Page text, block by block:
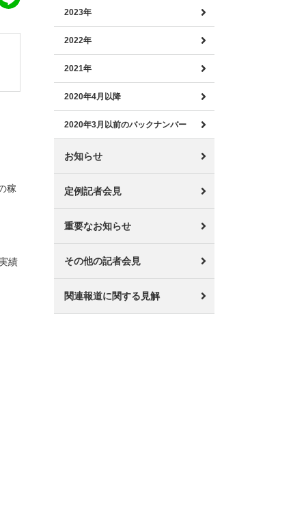
稼
績
2023年
2022年
2021年
2020年4月以降
2020年3月以前のバックナンバー
お知らせ
定例記者会見
重要なお知らせ
その他の記者会見
関連報道に関する見解